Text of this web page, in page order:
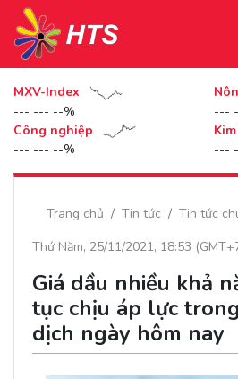
MXV-Index
--- --- --%
---
Công nghiệp
--- --- --%
---
Trang chủ Tin tức Tin tức
Thứ Năm, 25/11/2021, 18:53
Giá dầu nhiều khả
tục chịu áp lực
dịch ngày hôm nay